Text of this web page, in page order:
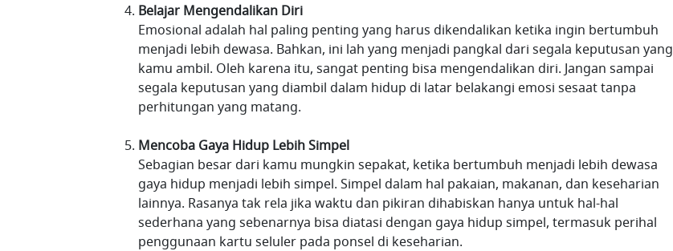
Belajar Mengendalikan Diri
Emosional adalah hal paling penting yang harus dikendalikan ketika ingin bertumbuh
menjadi lebih dewasa. Bahkan, ini lah yang menjadi pangkal dari segala keputusan yang
kamu ambil. Oleh karena itu, sangat penting bisa mengendalikan diri. Jangan sampai
segala keputusan yang diambil dalam hidup di latar belakangi emosi sesaat tanpa
perhitungan yang matang.
Mencoba Gaya Hidup Lebih Simpel
Sebagian besar dari kamu mungkin sepakat, ketika bertumbuh menjadi lebih dewasa
gaya hidup menjadi lebih simpel. Simpel dalam hal pakaian, makanan, dan keseharian
lainnya. Rasanya tak rela jika waktu dan pikiran dihabiskan hanya untuk hal-hal
sederhana yang sebenarnya bisa diatasi dengan gaya hidup simpel, termasuk perihal
penggunaan kartu seluler pada ponsel di keseharian.